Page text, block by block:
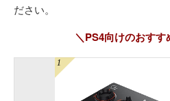
ださい。
＼PS4向けのおす